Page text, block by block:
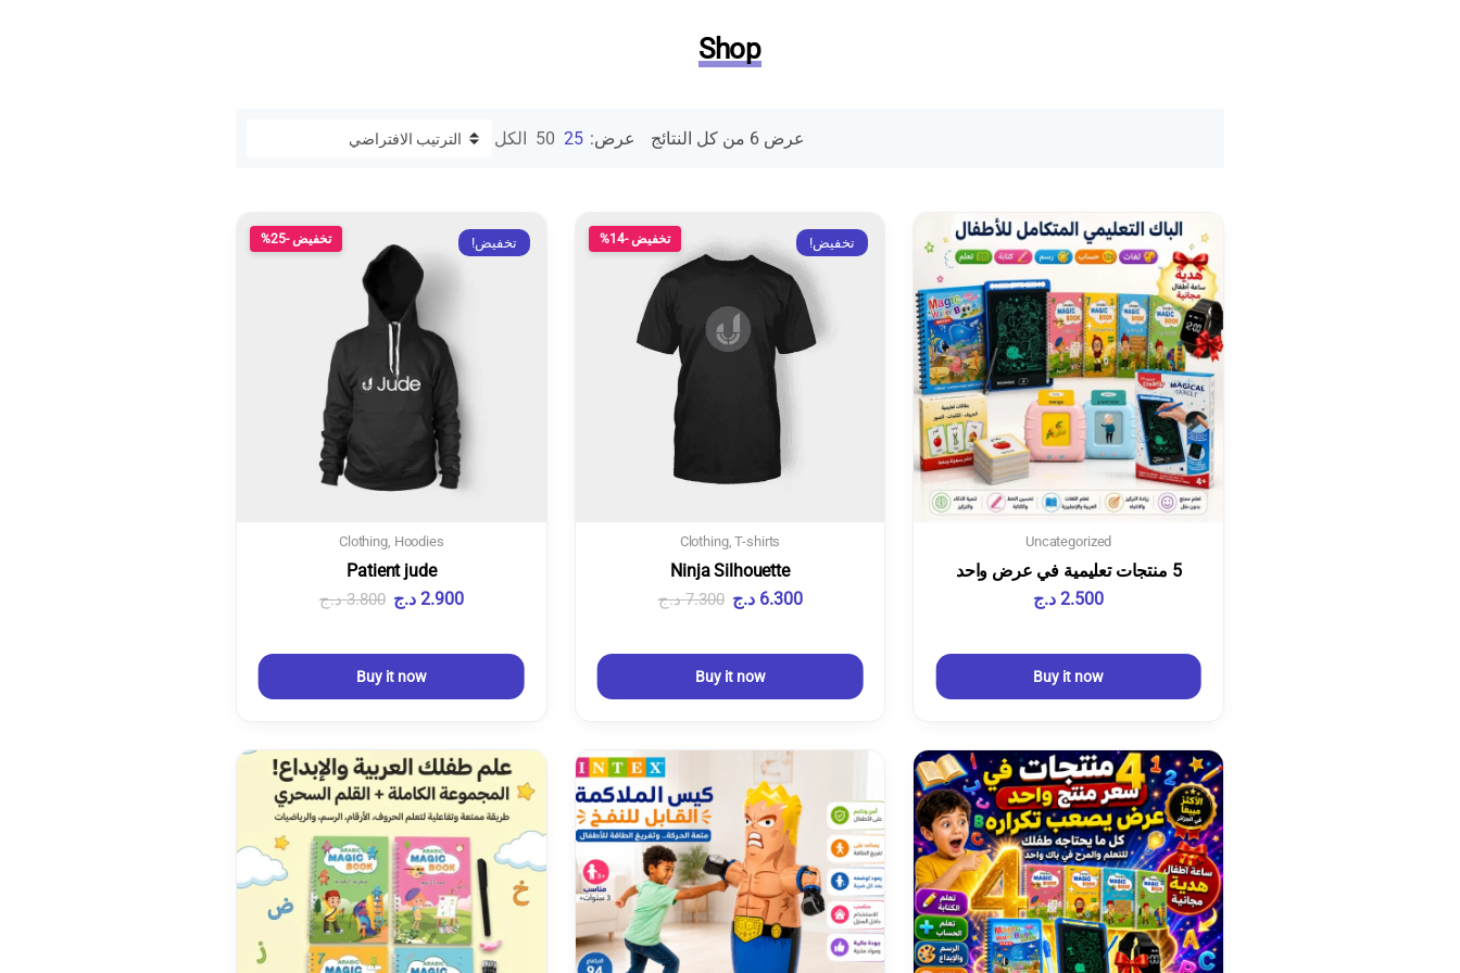
Shop
عرض ⁦6⁩ من كل النتائج عرض: 25
50 الكل
Uncategorized
5 منتجات تعليمية في عرض واحد
2.500 د.ج
Buy it now
تخفيض! تخفيض -14%
Clothing,T-shirts
Ninja Silhouette
6.300 د.ج 7.300 د.ج
Buy it now
تخفيض! تخفيض -25%
Clothing, Hoodies
Patient jude
2.900 د.ج 3.800 د.ج
Buy it now